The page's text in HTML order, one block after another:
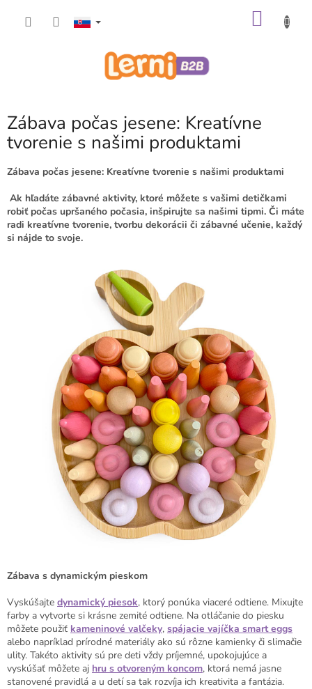
Zábava počas jesene: Kreatívne
tvorenie s našimi produktami
Zábava počas jesene: Kreatívne tvorenie s našimi produktami
Ak hľadáte zábavné aktivity, ktoré môžete s vašimi detičkami
robiť počas upršaného počasia, inšpirujte sa našimi tipmi. Či máte
radi kreatívne tvorenie, tvorbu dekorácii či zábavné učenie, každý
si nájde to svoje.
Zábava s dynamickým pieskom
Vyskúšajte dynamický piesok, ktorý ponúka viaceré odtiene. Mixujte
farby a vytvorte si krásne zemité odtiene. Na otláčanie do piesku
môžete použiť kameninové valčeky, spájacie vajíčka smart eggs
alebo napríklad prírodné materiály ako sú rôzne kamienky či slimačie
ulity. Takéto aktivity sú pre deti vždy príjemné, upokojujúce a
vyskúšať môžete aj hru s otvoreným koncom, ktorá nemá jasne
stanovené pravidlá a u detí sa tak rozvíja ich kreativita a fantázia.